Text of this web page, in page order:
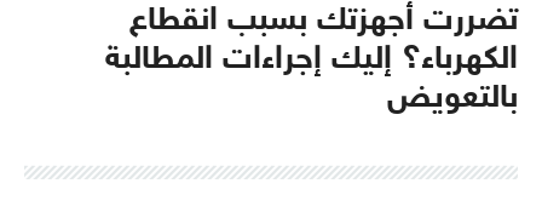
تضررت أجهزتك بسبب انقطاع
الكهرباء؟ إليك إجراءات المطالبة
بالتعويض